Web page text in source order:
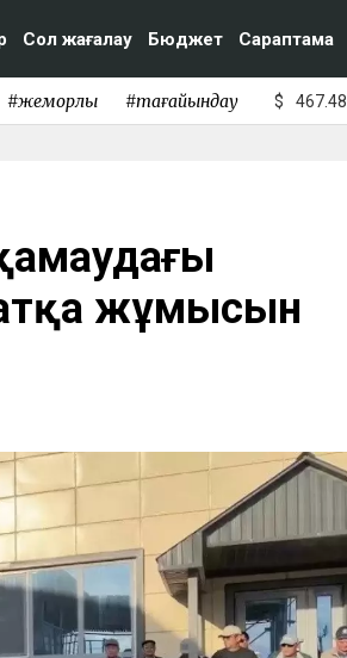
Сол жағалау Бюджет Сараптама
#жемқорлық #тағайындау $ 467.48
жұмысын